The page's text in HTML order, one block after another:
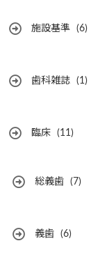
施設基準 (6)
歯科雑誌 (1)
臨床 (11)
総義歯 (7)
義歯 (6)